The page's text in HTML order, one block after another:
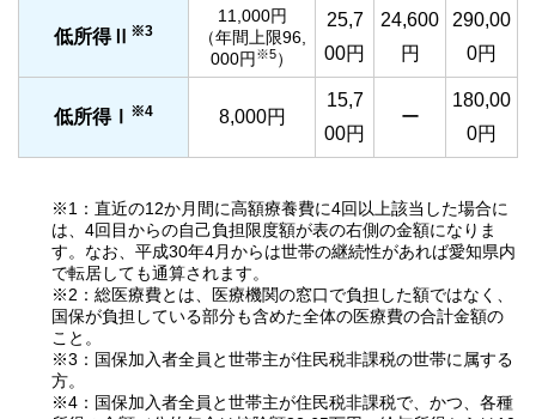
低所得Ⅱ ※3
11,000円
（年間上限96,
000円 ※5）
25,7
00円
24,600
円
290,00
0円
低所得Ⅰ ※4 8,000円
15,7
00円
ー
180,00
0円
※1：直近の12か月間に高額療養費に4回以上該当した場合に
は、4回目からの自己負担限度額が表の右側の金額になりま
す。なお、平成30年4月からは世帯の継続性があれば愛知県内
で転居しても通算されます。
※2：総医療費とは、医療機関の窓口で負担した額ではなく、
国保が負担している部分も含めた全体の医療費の合計金額の
こと。
※3：国保加入者全員と世帯主が住民税非課税の世帯に属する
方。
※4：国保加入者全員と世帯主が住民税非課税で、かつ、各種